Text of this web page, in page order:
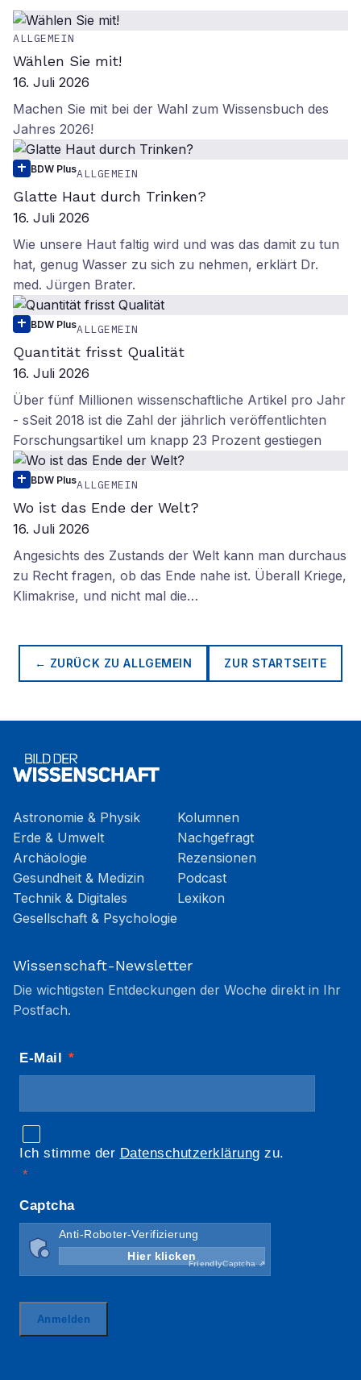
ALLGEMEIN
Wählen Sie mit!
16. Juli 2026
Machen Sie mit bei der Wahl zum Wissensbuch des
Jahres 2026!
BDW PlusALLGEMEIN
Glatte Haut durch Trinken?
16. Juli 2026
Wie unsere Haut faltig wird und was das damit zu tun
hat, genug Wasser zu sich zu nehmen, erklärt Dr.
med. Jürgen Brater.
BDW PlusALLGEMEIN
Quantität frisst Qualität
16. Juli 2026
Über fünf Millionen wissenschaftliche Artikel pro Jahr
- sSeit 2018 ist die Zahl der jährlich veröffentlichten
Forschungsartikel um knapp 23 Prozent gestiegen
BDW PlusALLGEMEIN
Wo ist das Ende der Welt?
16. Juli 2026
Angesichts des Zustands der Welt kann man durchaus
zu Recht fragen, ob das Ende nahe ist. Überall Kriege,
Klimakrise, und nicht mal die…
← ZURÜCK ZUALLGEMEIN ZUR STARTSEITE
Astronomie & Physik
Erde & Umwelt
Archäologie
Gesundheit & Medizin
Technik & Digitales
Gesellschaft & Psychologie
Kolumnen
Nachgefragt
Rezensionen
Podcast
Lexikon
Wissenschaft-Newsletter
Die wichtigsten Entdeckungen der Woche direkt in Ihr
Postfach.